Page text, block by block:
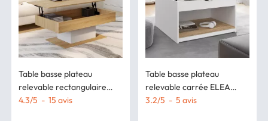
Table basse plateau
relevable rectangulaire
EDEN bois et blanc
4.3/5 - 15 avis
Table basse plateau
relevable carrée ELEA
avec coffre bois blanc et
3.2/5 - 5 avis